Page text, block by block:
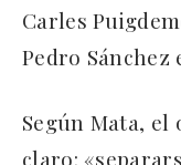
Carles
Pedro Sánchez
Según Mata, el
claro: